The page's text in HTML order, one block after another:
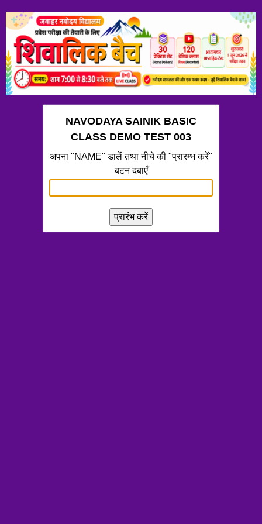
NAVODAYA SAINIK BASIC
CLASS DEMO TEST 003
अपना "NAME" डालें तथा नीचे की "प्रारम्भ करें"
बटन दबाएँ